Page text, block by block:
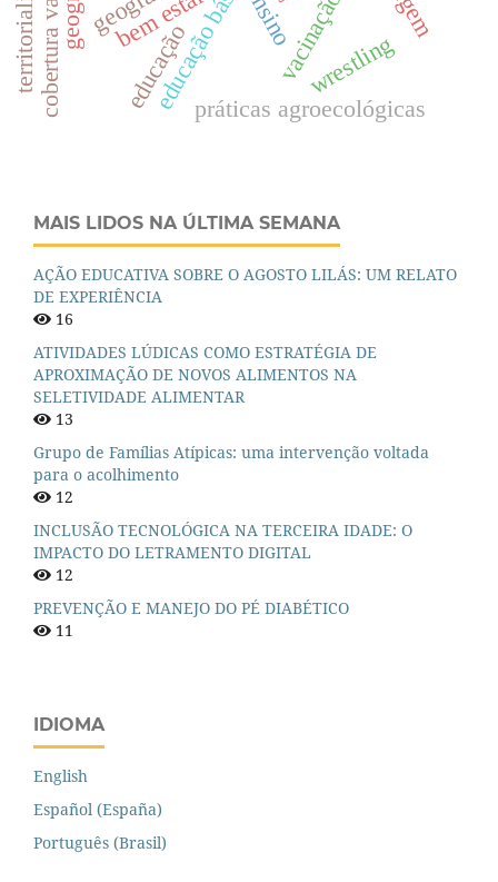
vacinação
ensino
educação básica
práticas agroecológicas
bem estar
educação wrestling
MAIS LIDOS NA ÚLTIMA SEMANA
AÇÃO EDUCATIVA SOBRE O AGOSTO LILÁS: UM RELATO
DE EXPERIÊNCIA
16
ATIVIDADES LÚDICAS COMO ESTRATÉGIA DE
APROXIMAÇÃO DE NOVOS ALIMENTOS NA
SELETIVIDADE ALIMENTAR
13
Grupo de Famílias Atípicas: uma intervenção voltada
para o acolhimento
12
INCLUSÃO TECNOLÓGICA NA TERCEIRA IDADE: O
IMPACTO DO LETRAMENTO DIGITAL
12
PREVENÇÃO E MANEJO DO PÉ DIABÉTICO
11
IDIOMA
English
Español (España)
Português (Brasil)